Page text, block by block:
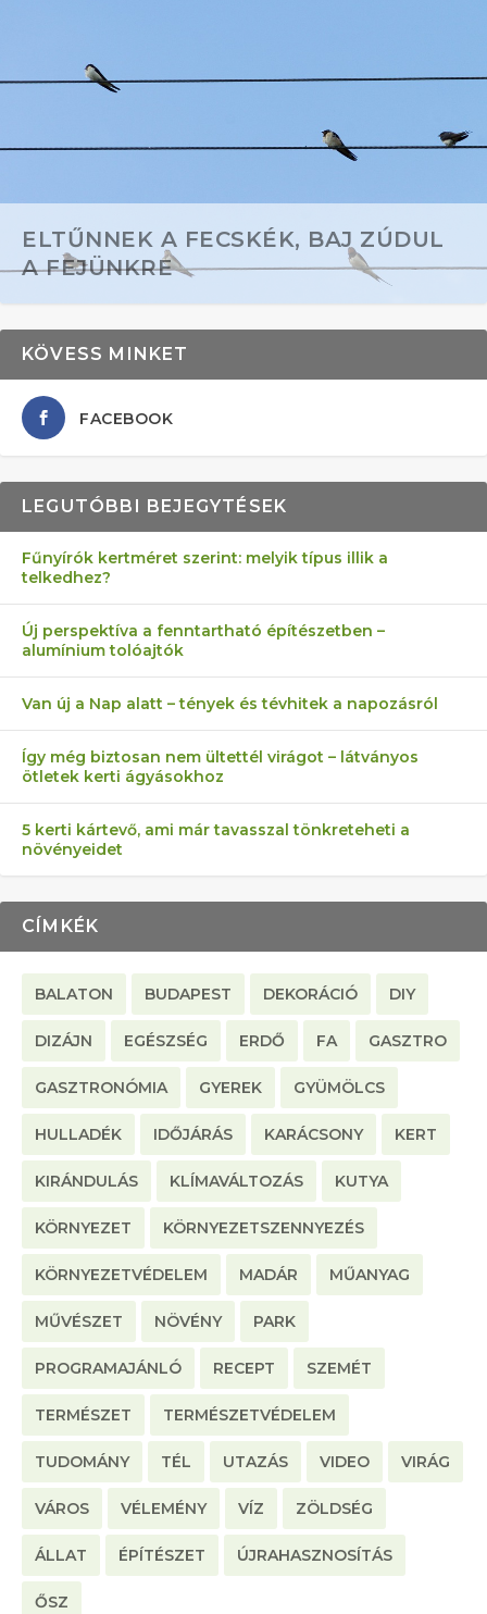
ELTŰNNEK A FECSKÉK, BAJ ZÚDUL
A FEJÜNKRE
AZ ÖNELLÁTÁS 13 PONTJA
KEZDŐKNEK
6 LEGJOBB NÖVÉNY SZOMSZÉD
ELLEN
MÁRPEDIG A TŰZIJÁTÉK NEM MENŐ!
FÉLREÉRTETT KERTÉSZKEDÉS:
TÉRKŐ ÉS MURVA
AKI ELDOBÁLJA A CIGICSIKKEKET,
AZ EGY KÖ…
KÖVESS MINKET
FACEBOOK
LEGUTÓBBI BEJEGYTÉSEK
Fűnyírók kertméret szerint: melyik típus illik a
telkedhez?
Új perspektíva a fenntartható építészetben –
alumínium tolóajtók
Van új a Nap alatt – tények és tévhitek a napozásról
Így még biztosan nem ültettél virágot – látványos
ötletek kerti ágyásokhoz
5 kerti kártevő, ami már tavasszal tönkreteheti a
növényeidet
CÍMKÉK
BALATON BUDAPEST DEKORÁCIÓ DIY
DIZÁJN EGÉSZSÉG ERDŐ FA GASZTRO
GASZTRONÓMIA GYEREK GYÜMÖLCS
HULLADÉK IDŐJÁRÁS KARÁCSONY KERT
KIRÁNDULÁS KLÍMAVÁLTOZÁS KUTYA
KÖRNYEZET KÖRNYEZETSZENNYEZÉS
KÖRNYEZETVÉDELEM MADÁR MŰANYAG
MŰVÉSZET NÖVÉNY PARK
PROGRAMAJÁNLÓ RECEPT SZEMÉT
TERMÉSZET TERMÉSZETVÉDELEM
TUDOMÁNY TÉL UTAZÁS VIDEO VIRÁG
VÁROS VÉLEMÉNY VÍZ ZÖLDSÉG
ÁLLAT ÉPÍTÉSZET ÚJRAHASZNOSÍTÁS
ŐSZ